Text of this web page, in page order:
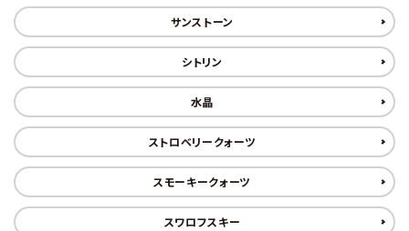
タ行
ハ行
マ行
ラ行
4月誕生石
5月誕生石
6月誕生石
7月誕生石
8月誕生石
記憶力・集中力・勉強系
恋愛・結婚・愛情
幸運系
四角形の
配置【不動
形【星辰の
守護】
六芒星の
meeting_room ログイン person 新規会員登録
天然石から選ぶ
誕生石から選ぶ
願い事から選ぶ
シリーズから選ぶ
支払方法について
サンストーン
シトリン
水晶
ストロベリークォーツ
スモーキークォーツ
スワロフスキー